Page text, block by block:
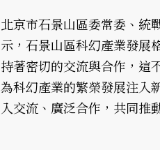
北京市石景山區委常委、統
示，石景山區科幻產業發展
持著密切的交流與合作，這
為科幻產業的繁榮發展注入
入交流、廣泛合作，共同推